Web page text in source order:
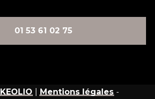
01 53 61 02 75
KEOLIO Mentions légales -